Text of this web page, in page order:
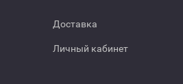
Доставка
Личный кабинет